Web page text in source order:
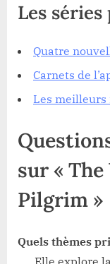
Les séries
Quatre
Carnets de
Les meilleurs
sur «
Pilgrim »
Quels thèmes